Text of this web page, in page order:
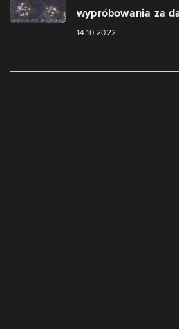
wypróbowania za
14.10.2022